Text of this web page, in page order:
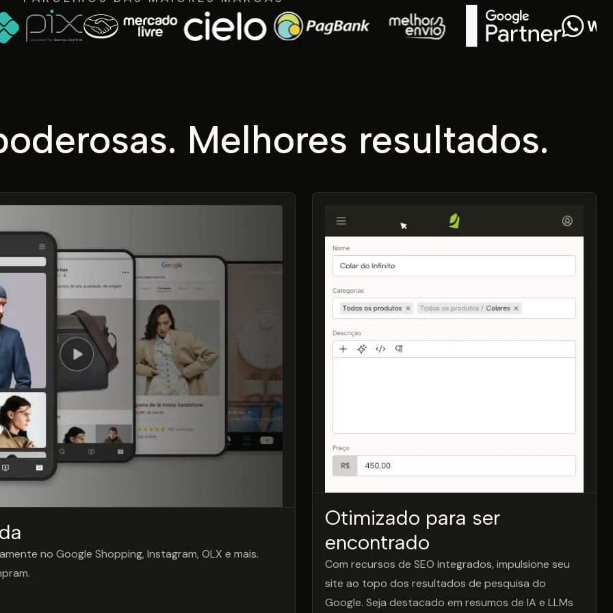
Melhores resultados.
no Google Shopping, Instagram, OLX e mais.
Otimizado para ser
encontrado
Com recursos de SEO integrados, impulsione seu
site ao topo dos resultados de pesquisa do
Google. Seja destacado em resumos de IA e LLMs